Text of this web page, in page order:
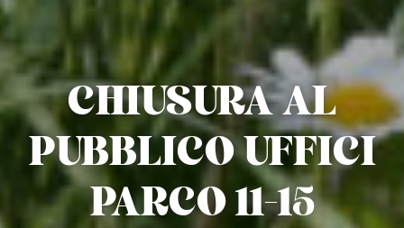
CHIUSURA AL
PUBBLICO UFFICI
PARCO 11-15